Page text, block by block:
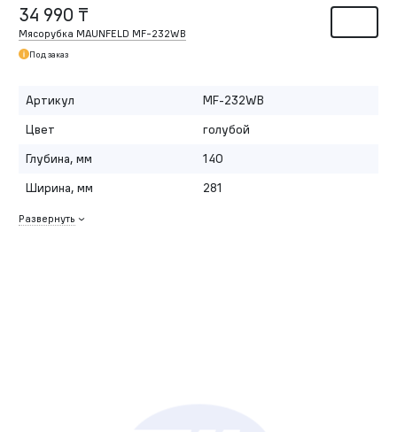
34 990 ₸
Мясорубка MAUNFELD MF-232WB
Под заказ
Артикул
MF-232WB
Цвет
голубой
Глубина, мм
140
Ширина, мм
281
Развернуть